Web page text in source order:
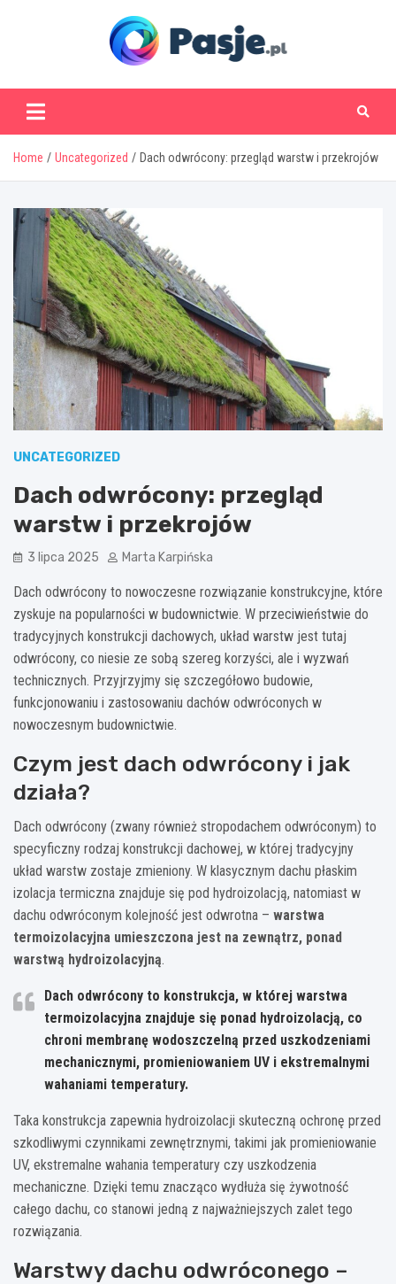
www.pasje.pl
Home Uncategorized Dach odwrócony: przegląd warstw i przekrojów
UNCATEGORIZED
Dach odwrócony: przegląd
warstw i przekrojów
3 lipca 2025 Marta Karpińska
Dach odwrócony to nowoczesne rozwiązanie konstrukcyjne, które
zyskuje na popularności w budownictwie. W przeciwieństwie do
tradycyjnych konstrukcji dachowych, układ warstw jest tutaj
odwrócony, co niesie ze sobą szereg korzyści, ale i wyzwań
technicznych. Przyjrzyjmy się szczegółowo budowie,
funkcjonowaniu i zastosowaniu dachów odwróconych w
nowoczesnym budownictwie.
Czym jest dach odwrócony i jak
działa?
Dach odwrócony (zwany również stropodachem odwróconym) to
specyficzny rodzaj konstrukcji dachowej, w której tradycyjny
układ warstw zostaje zmieniony. W klasycznym dachu płaskim
izolacja termiczna znajduje się pod hydroizolacją, natomiast w
dachu odwróconym kolejność jest odwrotna – warstwa
termoizolacyjna umieszczona jest na zewnątrz, ponad
warstwą hydroizolacyjną.
Dach odwrócony to konstrukcja, w której warstwa
termoizolacyjna znajduje się ponad hydroizolacją, co
chroni membranę wodoszczelną przed uszkodzeniami
mechanicznymi, promieniowaniem UV i ekstremalnymi
wahaniami temperatury.
Taka konstrukcja zapewnia hydroizolacji skuteczną ochronę przed
szkodliwymi czynnikami zewnętrznymi, takimi jak promieniowanie
UV, ekstremalne wahania temperatury czy uszkodzenia
mechaniczne. Dzięki temu znacząco wydłuża się żywotność
całego dachu, co stanowi jedną z najważniejszych zalet tego
rozwiązania.
Warstwy dachu odwróconego –